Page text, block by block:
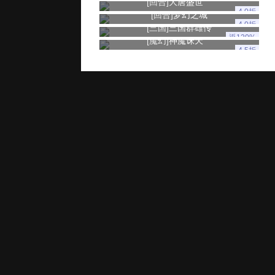
4.0折
[回合]梦幻之城
4.0折
[三国]三国群雄传
返120%
[魔幻]神魔诛天
4.5折